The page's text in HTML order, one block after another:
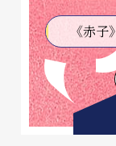
《赤子》